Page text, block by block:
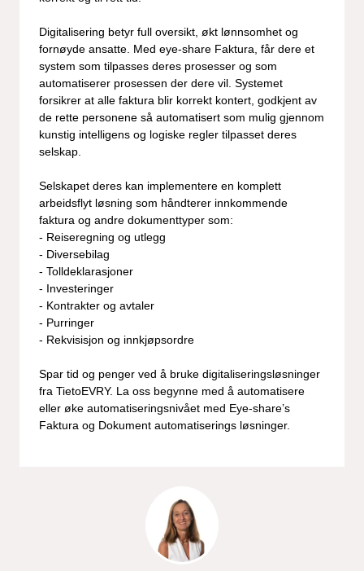
Digitalisering betyr full oversikt, økt lønnsomhet og
fornøyde ansatte. Med eye-share Faktura, får dere et
system som tilpasses deres prosesser og som
automatiserer prosessen der dere vil. Systemet
forsikrer at alle faktura blir korrekt kontert, godkjent av
de rette personene så automatisert som mulig gjennom
kunstig intelligens og logiske regler tilpasset deres
selskap.
Selskapet deres kan implementere en komplett
arbeidsflyt løsning som håndterer innkommende
faktura og andre dokumenttyper som:
- Reiseregning og utlegg
- Diversebilag
- Tolldeklarasjoner
- Investeringer
- Kontrakter og avtaler
- Purringer
- Rekvisisjon og innkjøpsordre
Spar tid og penger ved å bruke digitaliseringsløsninger
fra TietoEVRY. La oss begynne med å automatisere
eller øke automatiseringsnivået med Eye-share’s
Faktura og Dokument automatiserings løsninger.